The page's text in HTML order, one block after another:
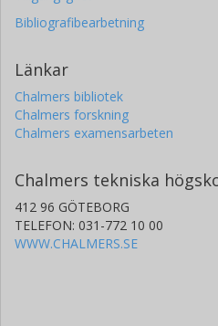
Bibliografibearbetning
Länkar
Chalmers bibliotek
Chalmers forskning
Chalmers examensarbeten
Chalmers tekniska
412 96 GÖTEBORG
TELEFON: 031-772 10 00
WWW.CHALMERS.SE